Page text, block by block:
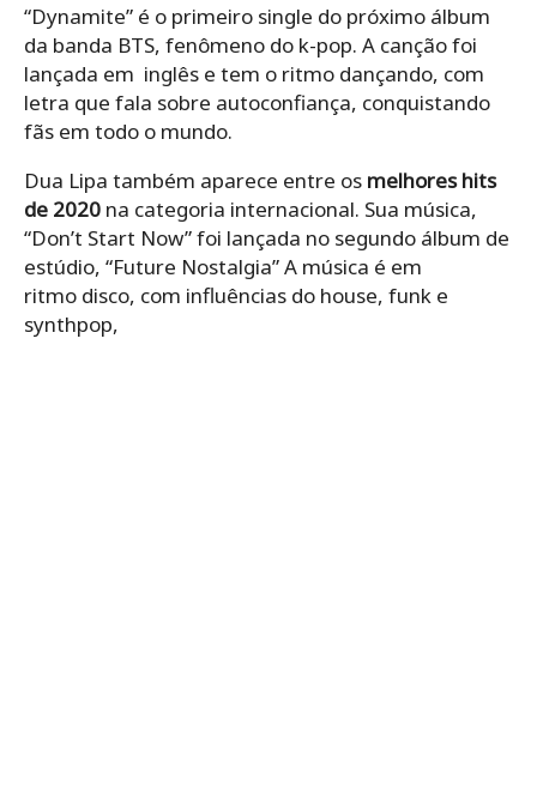
“Dynamite” é o primeiro single do próximo álbum
da banda BTS, fenômeno do k-pop. A canção foi
lançada em inglês e tem o ritmo dançando, com
letra que fala sobre autoconfiança, conquistando
fãs em todo o mundo.
Dua Lipa também aparece entre os melhores hits
de 2020 na categoria internacional. Sua música,
“Don’t Start Now” foi lançada no segundo álbum de
estúdio, “Future Nostalgia” A música é em
ritmo disco, com influências do house, funk e
synthpop,